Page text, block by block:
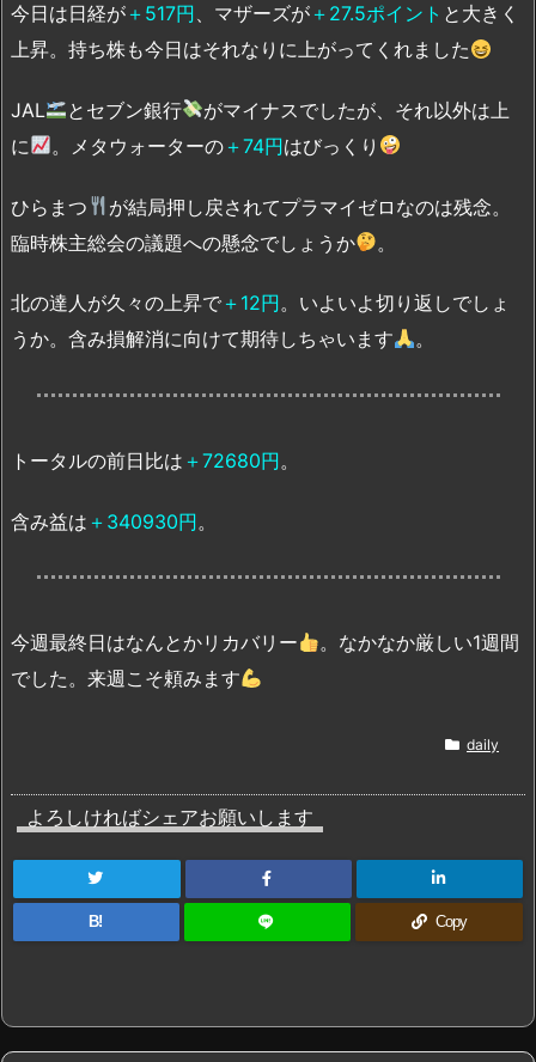
今日は日経が ＋517円 、マザーズが ＋27.5ポイント と大きく
上昇。持ち株も今日はそれなりに上がってくれました
JAL とセブン銀行
がマイナスでしたが、それ以外は上
に
。メタウォーターの ＋74円はびっくり
ひらまつ
が結局押し戻されてプラマイゼロなのは残念。
臨時株主総会の議題への懸念でしょうか
。
北の達人が久々の上昇で ＋12円。いよいよ切り返しでしょ
うか。含み損解消に向けて期待しちゃいます
。
トータルの前日比は ＋72680円。
含み益は ＋340930円。
今週最終日はなんとかリカバリー
。なかなか厳しい1週間
でした。来週こそ頼みます
daily
よろしければシェアお願いします
B! Copy